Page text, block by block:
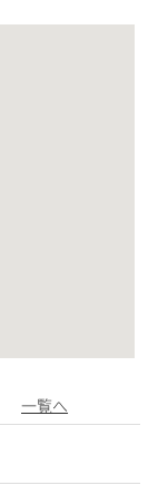
一覧へ